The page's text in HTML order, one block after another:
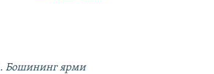
Бошининг ярми